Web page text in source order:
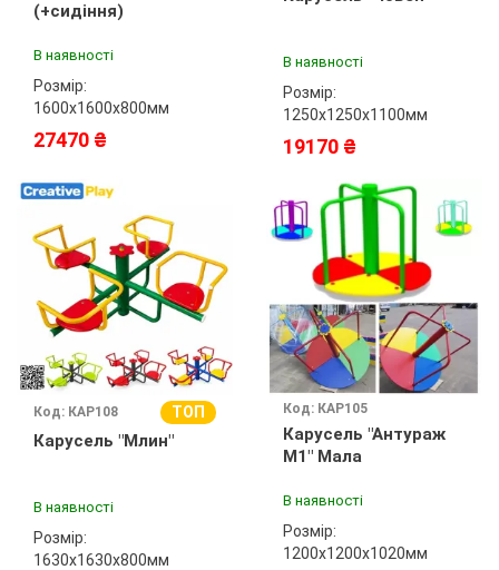
(+сидіння)
В наявності
Розмір:
1600х1600х800мм
27470 ₴
В наявності
Розмір:
1250х1250х1100мм
19170 ₴
Код: КАР108 ТОП
Карусель "Млин"
В наявності
Розмір:
1630х1630х800мм
Код: КАР105
Карусель "Антураж
М1" Мала
В наявності
Розмір:
1200х1200х1020мм